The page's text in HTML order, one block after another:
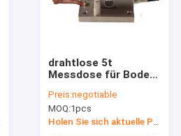
drahtlose 5t
Messdose für Boden-
Preis:negotiable
MOQ:1pcs
Holen Sie sich aktuelle Preis